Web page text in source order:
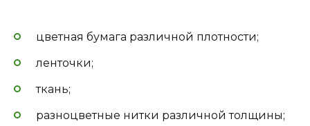
цветная бумага различной плотности;
ленточки;
ткань;
разноцветные нитки различной толщины;